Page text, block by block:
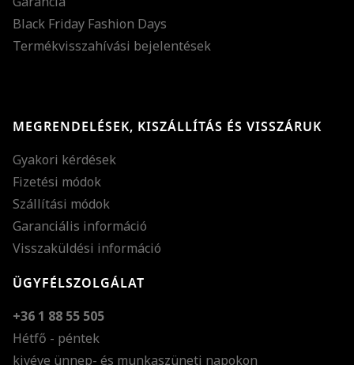
Black Friday Fashion Days
Termékvisszahívási bejelentések
MEGRENDELÉSEK, KISZÁLLÍTÁS ÉS VISSZÁRUK
Gyakori kérdések
Fizetési módok
Szállítási módok
Garanciális információ
Visszaküldési információ
ÜGYFÉLSZOLGÁLAT
+36 1 88 55 505
Hétfő - péntek
kivéve ünnep- és munkaszüneti napokon